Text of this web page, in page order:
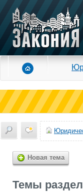
Новая тема
Темы